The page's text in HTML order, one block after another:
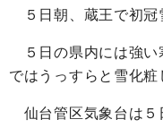
５日朝、蔵王で初冠
５日の県内には強い
ではうっすらと雪化粧
仙台管区気象台は５